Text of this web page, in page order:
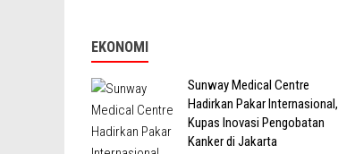
EKONOMI
Sunway Medical Centre
Hadirkan Pakar Internasional,
Kupas Inovasi Pengobatan
Kanker di Jakarta